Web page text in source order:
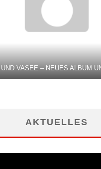
VASEE – NEUES ALBUM
AKTUELLES